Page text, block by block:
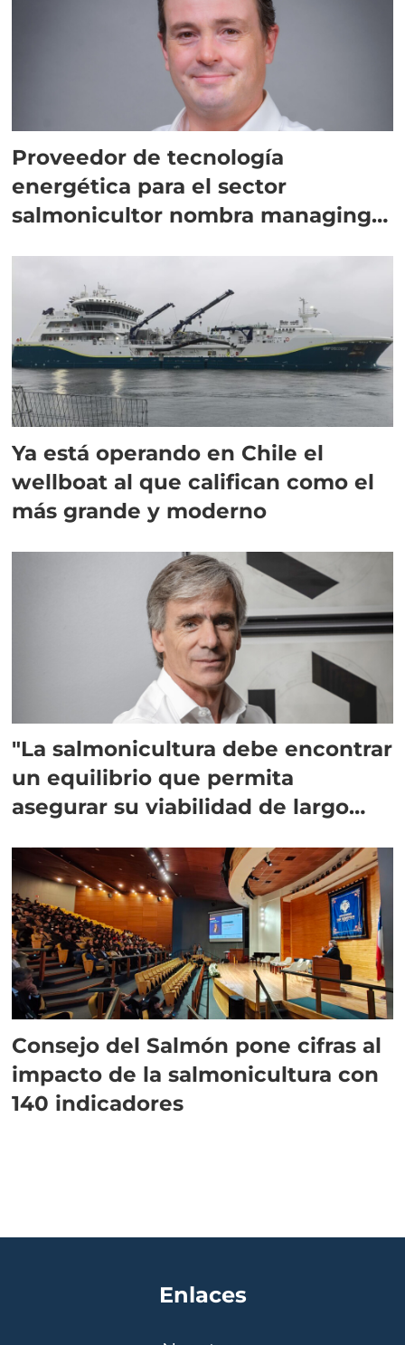
Proveedor de tecnología
energética para el sector
salmonicultor nombra managing
Ya está operando en Chile el
wellboat al que califican como el
más grande y moderno
"La salmonicultura debe encontrar
un equilibrio que permita
asegurar su viabilidad de largo
Consejo del Salmón pone cifras al
impacto de la salmonicultura con
140 indicadores
Enlaces